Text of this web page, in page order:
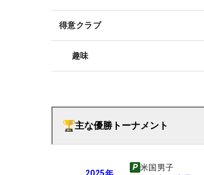
得意クラブ
趣味
主な優勝トーナメント
2025年
米国男子